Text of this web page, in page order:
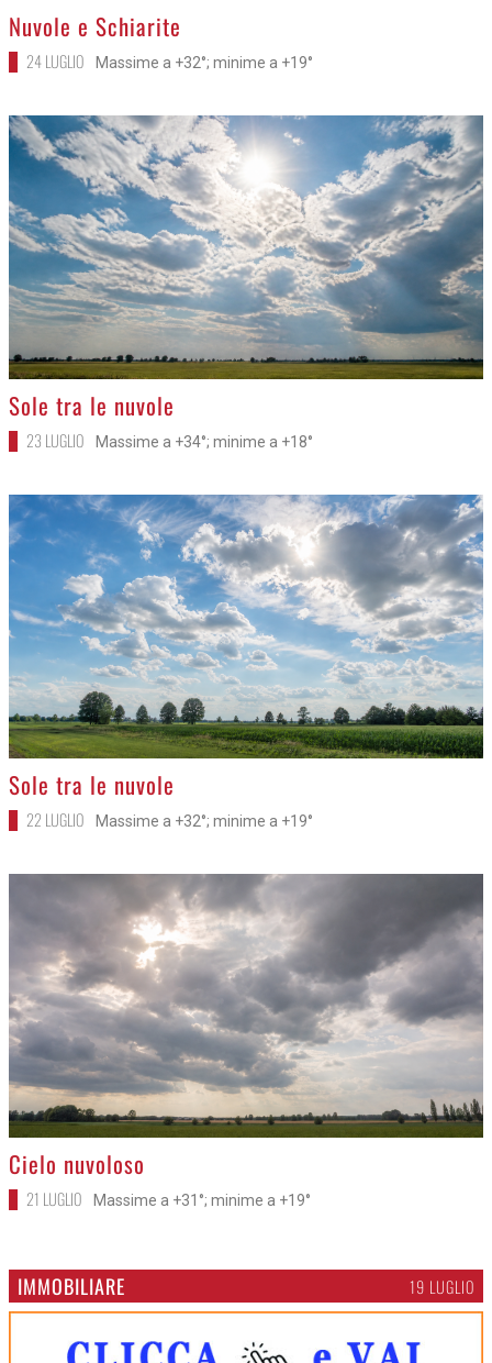
>
Nuvole e Schiarite
24 LUGLIO Massime a +32°; minime a +19°
>
Sole tra le nuvole
23 LUGLIO Massime a +34°; minime a +18°
>
Sole tra le nuvole
22 LUGLIO Massime a +32°; minime a +19°
>
Cielo nuvoloso
21 LUGLIO Massime a +31°; minime a +19°
IMMOBILIARE 19 LUGLIO